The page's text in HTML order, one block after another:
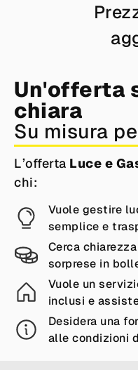
Un'offerta
chiara
Su misura
L’offerta Luce e
chi:
Vuole gestire
semplice e
Cerca
sorprese in
Vuole un
inclusi e
Desidera una
alle condizioni